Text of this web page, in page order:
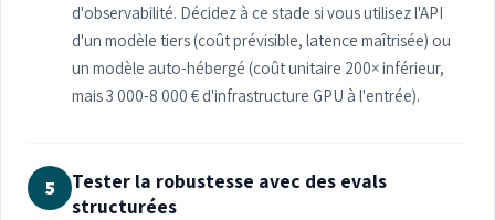
d'observabilité. Décidez à ce stade si vous utilisez l'API
d'un modèle tiers (coût prévisible, latence maîtrisée) ou
un modèle auto-hébergé (coût unitaire 200× inférieur,
mais 3 000-8 000 € d'infrastructure GPU à l'entrée).
5
Tester la robustesse avec des evals
structurées